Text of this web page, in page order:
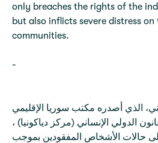
only breaches the rights of the
but also inflicts severe distress
communities.
-
الذي أصدره مكتب سوريا الإقليمي
الدولي الإنساني (مركز دياكونيا) ،
حالات الأشخاص المفقودين بموجب